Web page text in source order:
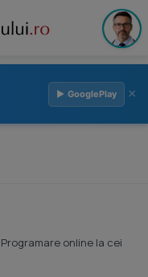
▶ GooglePlay ×
online la cei